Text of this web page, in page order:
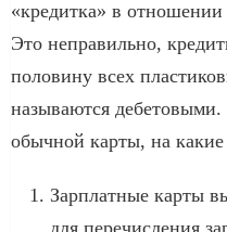
«кредитка» в
Это неправильно,
половину всех
называются дебетовыми.
обычной карты, на
Зарплатные карты
для перечисления